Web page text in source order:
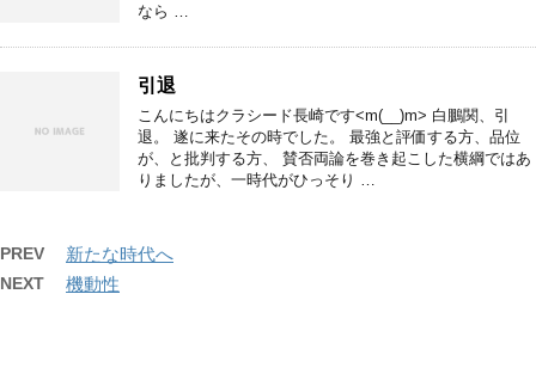
なら …
引退
こんにちはクラシード長崎です<m(__)m> 白鵬関、引
退。 遂に来たその時でした。 最強と評価する方、品位
が、と批判する方、 賛否両論を巻き起こした横綱ではあ
りましたが、一時代がひっそり …
PREV 新たな時代へ
NEXT 機動性